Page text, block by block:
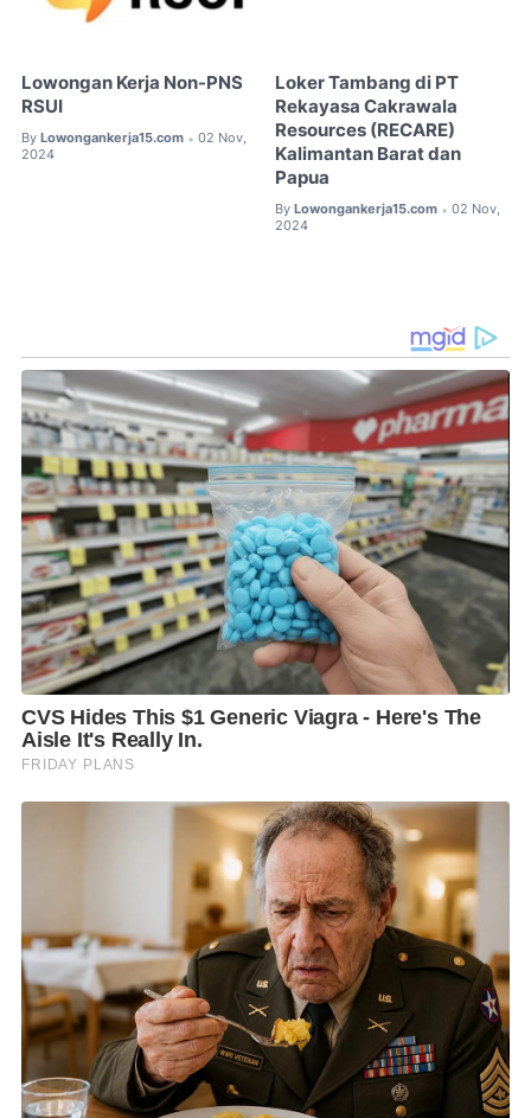
Lowongan Kerja Non-PNS
RSUI
By Lowongankerja15.com • 02 Nov,
2024
Loker Tambang di PT
Rekayasa Cakrawala
Resources (RECARE)
Kalimantan Barat dan
Papua
By Lowongankerja15.com • 02 Nov,
2024